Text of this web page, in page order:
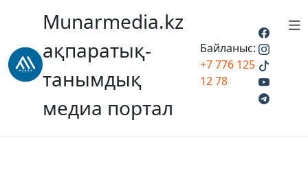
Munarmedia.kz
ақпаратық-
танымдық
медиа портал
Байланыс:
+7 776 125
12 78